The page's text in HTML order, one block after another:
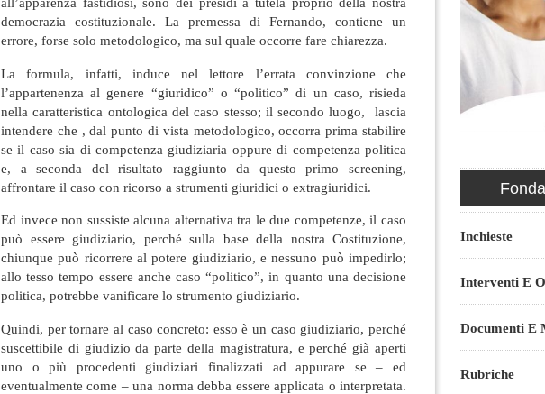
democrazia costituzionale. La premessa di Fernando, contiene un
errore, forse solo metodologico, ma sul quale occorre fare chiarezza.
La formula, infatti, induce nel lettore l’errata convinzione che
l’appartenenza al genere “giuridico” o “politico” di un caso, risieda
nella caratteristica ontologica del caso stesso; il secondo luogo, lascia
intendere che , dal punto di vista metodologico, occorra prima stabilire
se il caso sia di competenza giudiziaria oppure di competenza politica
e, a seconda del risultato raggiunto da questo primo screening,
affrontare il caso con ricorso a strumenti giuridici o extragiuridici.
Ed invece non sussiste alcuna alternativa tra le due competenze, il caso
può essere giudiziario, perché sulla base della nostra Costituzione,
chiunque può ricorrere al potere giudiziario, e nessuno può impedirlo;
allo tesso tempo essere anche caso “politico”, in quanto una decisione
politica, potrebbe vanificare lo strumento giudiziario.
Quindi, per tornare al caso concreto: esso è un caso giudiziario, perché
suscettibile di giudizio da parte della magistratura, e perché già aperti
uno o più procedenti giudiziari finalizzati ad appurare se – ed
eventualmente come – una norma debba essere applicata o interpretata.
Inchieste
Interventi E
Documenti E
Rubriche